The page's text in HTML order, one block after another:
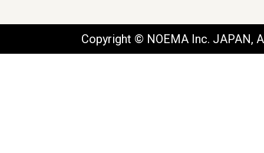
Copyright © NOEMA Inc. JAPAN,